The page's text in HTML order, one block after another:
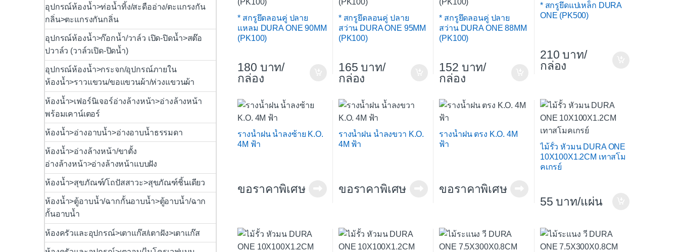
* สกรูยึดลอนคู่ ปลาย
แหลม DURA ONE 90MM
(PK100)
180
/
กล่อง
* สกรูยึดลอนคู่ ปลาย
สว่าน DURA ONE 95MM
(PK100)
165
/
กล่อง
* สกรูยึดลอนคู่ ปลาย
สว่าน DURA ONE 88MM
(PK100)
152
/
กล่อง
* สกรูยึดแปเหล็ก DURA
ONE (PK500)
210
/
กล่อง
รางน้ำฝน น้ำลงซ้าย K.O.
4M ฟ้า
ขอราคาพิเศษ
รางน้ำฝน น้ำลงขวา K.O.
4M ฟ้า
ขอราคาพิเศษ
รางน้ำฝน ตรง K.O. 4M
ฟ้า
ขอราคาพิเศษ
ไม้รั้ว หัวมน DURA ONE
10X100X1.2CM เทาสโม
คเกรย์
55 /แผ่น
อุปกรณ์ห้องน้ำ>ท่อน้ำทิ้ง/สะดืออ่าง/ตะแกรงกัน
กลิ่น>ตะแกรงกันกลิ่น
อุปกรณ์ห้องน้ำ>ก๊อกน้ำ/วาล์ว เปิด-ปิดน้ำ>สต๊อ
ปวาล์ว (วาล์วเปิด-ปิดน้ำ)
อุปกรณ์ห้องน้ำ>กระจก/อุปกรณ์ภายใน
ห้องน้ำ>ราวแขวน/ขอแขวนผ้า/ห่วงแขวนผ้า
ห้องน้ำ>เฟอร์นิเจอร์อ่างล้างหน้า>อ่างล้างหน้า
พร้อมเคาน์เตอร์
ห้องน้ำ>อ่างอาบน้ำ>อ่างอาบน้ำธรรมดา
ห้องน้ำ>อ่างล้างหน้า/ขาตั้ง
อ่างล้างหน้า>อ่างล้างหน้าแบบฝัง
ห้องน้ำ>สุขภัณฑ์/โถปัสสาวะ>สุขภัณฑ์ชิ้นเดียว
ห้องน้ำ>ตู้อาบน้ำ/ฉากกั้นอาบน้ำ>ตู้อาบน้ำ/ฉาก
กั้นอาบน้ำ
ห้องครัวและอุปกรณ์>เตาแก๊ส/เตาฝัง>เตาแก๊ส